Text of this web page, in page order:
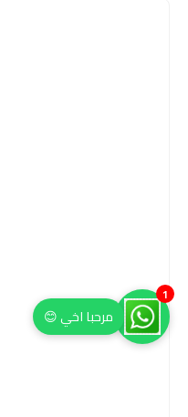
مرحبا اخي 😊